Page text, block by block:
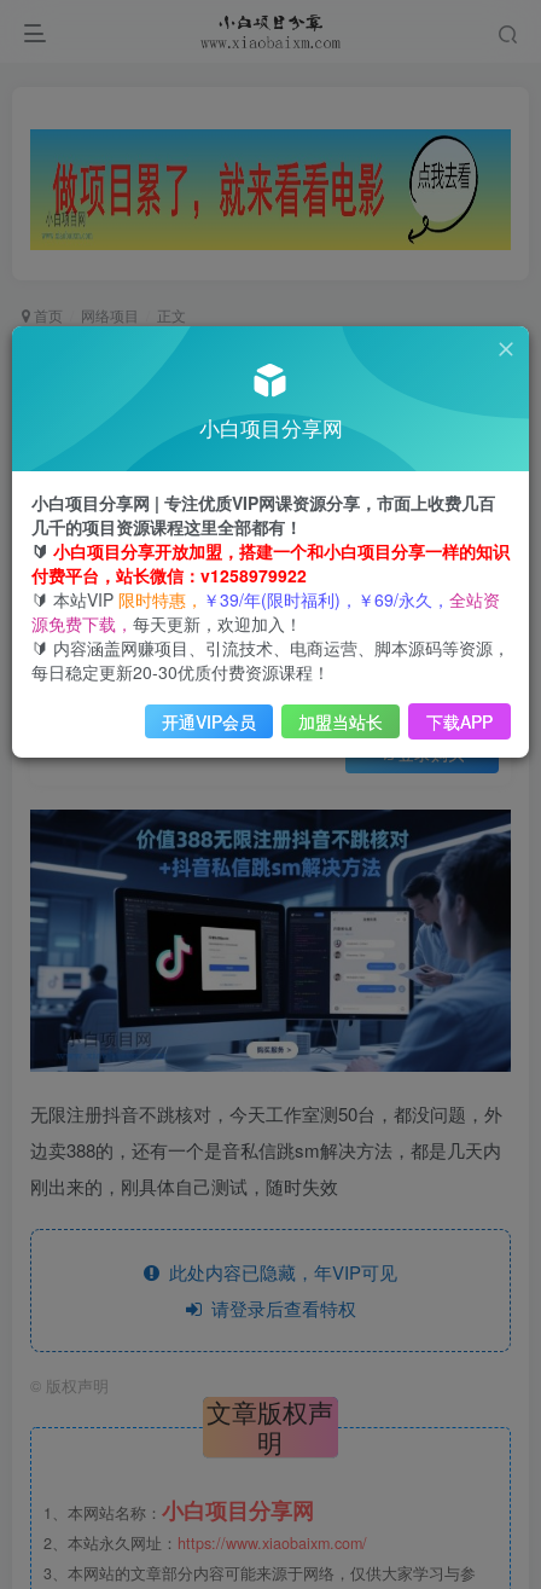
首页 网络项目 正文
价值388无限注册抖音不跳核对+抖音私信跳sm解
决方法，5月最新抖音跳核对技术
1年前更新
关注
0 886 58
此内容为会员免费，请付费后查看
云币3 限时特惠
云币 99
年VIP免费 终身VIP会员免费
登录购买
会员免费 已售 13
无限注册抖音不跳核对，今天工作室测50台，都没问题，外
边卖388的，还有一个是音私信跳sm解决方法，都是几天内
刚出来的，刚具体自己测试，随时失效
此处内容已隐藏，年VIP可见
请登录后查看特权
© 版权声明
文章版权声
明
1、本网站名称： 小白项目分享网
2、本站永久网址： https://www.xiaobaixm.com/
3、本网站的文章部分内容可能来源于网络，仅供大家学习与参
小白项目分享网
小白项目分享网 | 专注优质VIP网课资源分享，市面上收费几百
几千的项目资源课程这里全部都有！
🔰 小白项目分享开放加盟，搭建一个和小白项目分享一样的知识
付费平台，站长微信：v1258979922
🔰 本站VIP 限时特惠， ￥39/年(限时福利)，￥69/永久， 全站资
源免费下载， 每天更新，欢迎加入！
🔰 内容涵盖网赚项目、引流技术、电商运营、脚本源码等资源，
每日稳定更新20-30优质付费资源课程！
开通VIP会员 加盟当站长 下载APP